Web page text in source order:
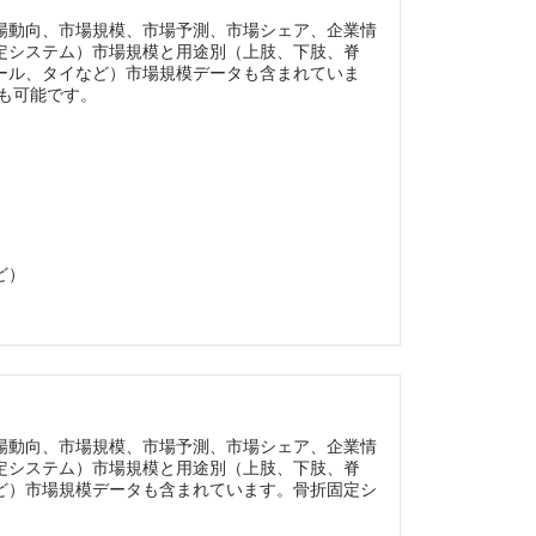
向、市場規模、市場予測、市場シェア、企業情
ステム）市場規模と用途別（上肢、下肢、脊
、タイなど）市場規模データも含まれていま
能です。
向、市場規模、市場予測、市場シェア、企業情
ステム）市場規模と用途別（上肢、下肢、脊
市場規模データも含まれています。骨折固定シ